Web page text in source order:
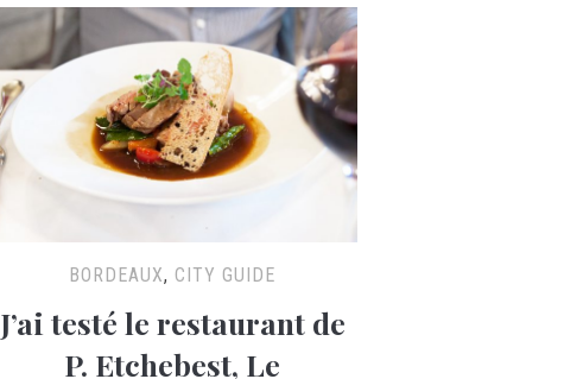
BORDEAUX, CITY GUIDE
J’ai testé le restaurant de
P. Etchebest, Le